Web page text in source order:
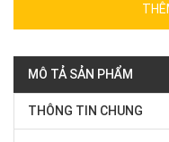
MÔ TẢ SẢN PHẨM
THÔNG TIN CHUNG